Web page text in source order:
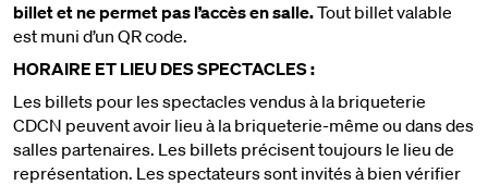
billet et ne permet pas l’accès en salle.Tout billet valable
est muni d’un QR code.
HORAIRE ET LIEU DES SPECTACLES :
Les billets pour les spectacles vendus à la briqueterie
CDCN peuvent avoir lieu à la briqueterie-même ou dans des
salles partenaires. Les billets précisent toujours le lieu de
représentation. Les spectateurs sont invités à bien vérifier